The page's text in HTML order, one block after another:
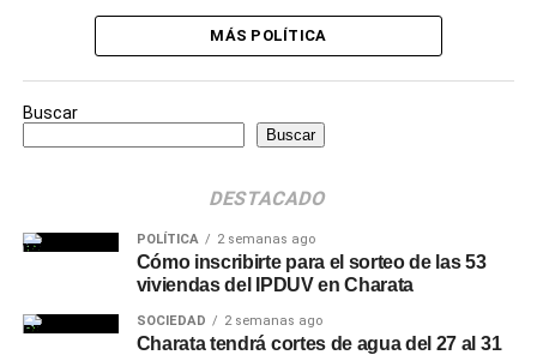
MÁS POLÍTICA
Buscar
Buscar
DESTACADO
POLÍTICA 2 semanas ago
Cómo inscribirte para el sorteo de las 53
viviendas del IPDUV en Charata
SOCIEDAD 2 semanas ago
Charata tendrá cortes de agua del 27 al 31